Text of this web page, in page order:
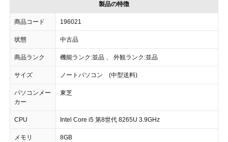
製品の特徴
商品コード 196021
状態 中古品
商品ランク 機能ランク:並品 、 外観ランク:並品
サイズ ノートパソコン (中型送料)
パソコンメー
カー
東芝
CPU Intel Core i5 第8世代 8265U 3.9GHz
メモリ 8GB